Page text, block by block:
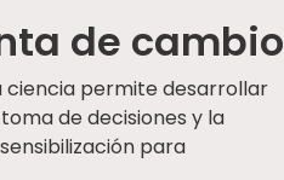
de cambio
ciencia permite desarrollar
de decisiones y la
para